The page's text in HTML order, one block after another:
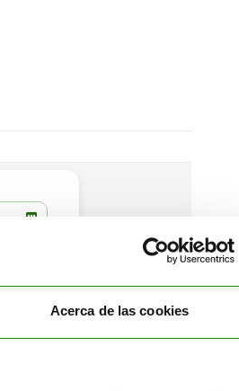
Acerca de las cookies